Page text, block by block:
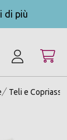
di più
Teli e Copriasse